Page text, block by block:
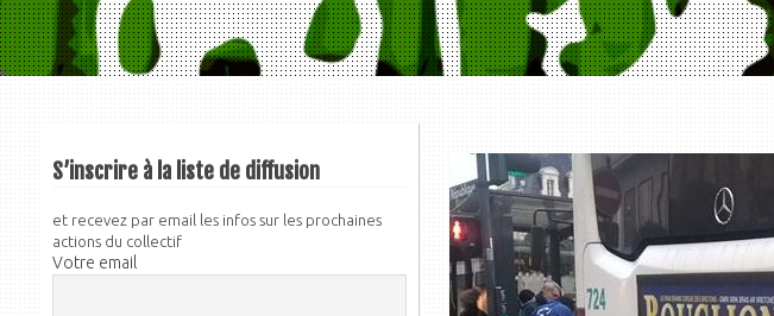
S’inscrire à la liste de diffusion
et recevez par email les infos sur les prochaines
actions du collectif
Votre email